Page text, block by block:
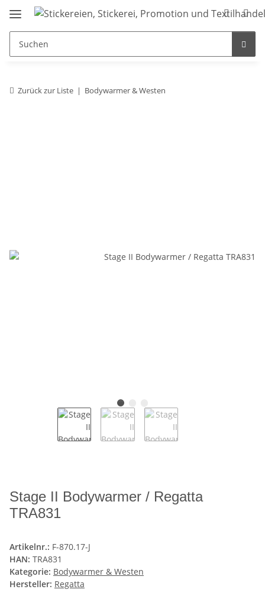
Zurück zur Liste Bodywarmer & Westen
Stage II Bodywarmer / Regatta
TRA831
Artikelnr.: F-870.17-J
HAN: TRA831
Kategorie: Bodywarmer & Westen
Hersteller: Regatta